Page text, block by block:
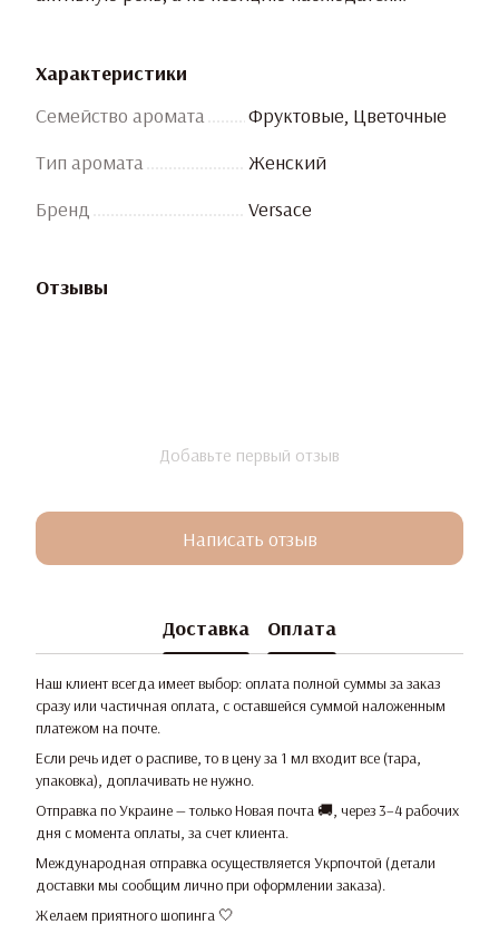
Характеристики
Семейство аромата
Фруктовые, Цветочные
Тип аромата
Женский
Бренд
Versace
Отзывы
Добавьте первый отзыв
Написать отзыв
Доставка Оплата
Наш клиент всегда имеет выбор: оплата полной суммы за заказ
сразу или частичная оплата, с оставшейся суммой наложенным
платежом на почте.
Если речь идет о распиве, то в цену за 1 мл входит все (тара,
упаковка), доплачивать не нужно.
Отправка по Украине — только Новая почта 🚚, через 3–4 рабочих
дня с момента оплаты, за счет клиента.
Международная отправка осуществляется Укрпочтой (детали
доставки мы сообщим лично при оформлении заказа).
Желаем приятного шопинга 🤍